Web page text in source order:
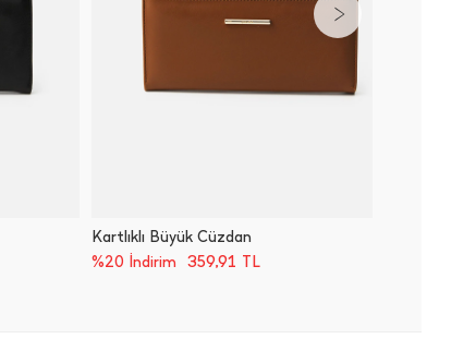
Kartlıklı Büyük Cüzdan
%20 İndirim
359,91 TL